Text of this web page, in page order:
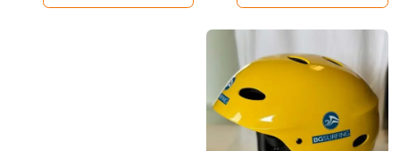
לבחור
האפשרויות
בעמוד
המוצר